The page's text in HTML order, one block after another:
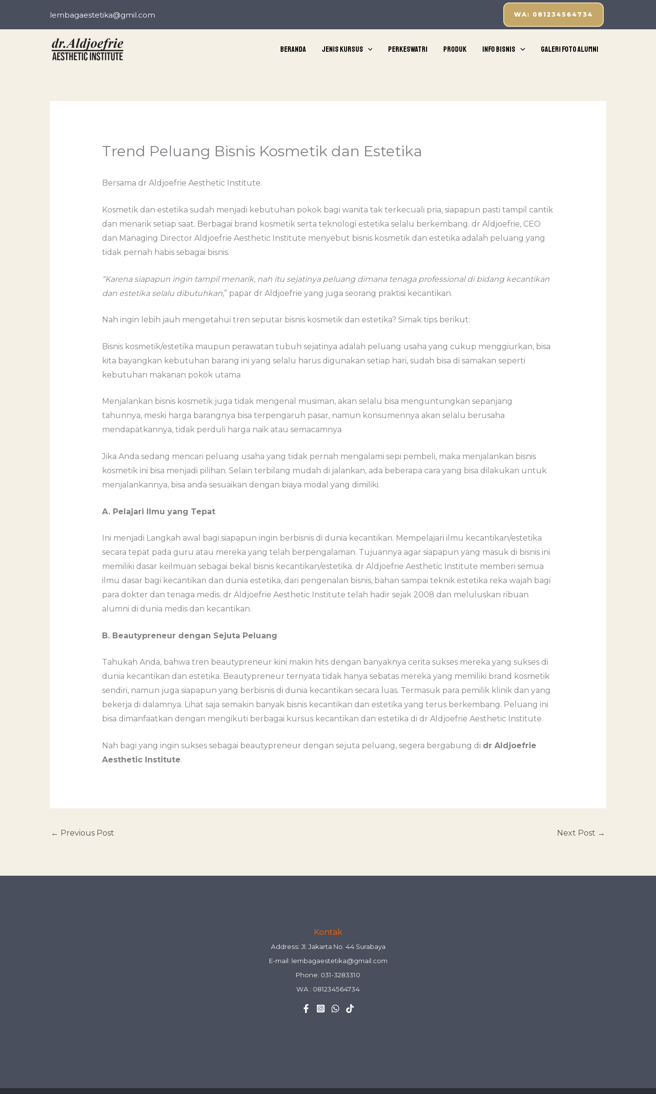
lembagaestetika@gmil.com WA: 081234564734
Beranda Jenis Kursus Perkeswatri Produk Info Bisnis Galeri Foto Alumni
Trend Peluang Bisnis Kosmetik dan Estetika
Bersama dr Aldjoefrie Aesthetic Institute.
Kosmetik dan estetika sudah menjadi kebutuhan pokok bagi wanita tak terkecuali pria, siapapun pasti tampil cantik
dan menarik setiap saat. Berbagai brand kosmetik serta teknologi estetika selalu berkembang. dr Aldjoefrie, CEO
dan Managing Director Aldjoefrie Aesthetic Institute menyebut bisnis kosmetik dan estetika adalah peluang yang
tidak pernah habis sebagai bisnis.
“Karena siapapun ingin tampil menarik, nah itu sejatinya peluang dimana tenaga professional di bidang kecantikan
dan estetika selalu dibutuhkan,” papar dr Aldjoefrie yang juga seorang praktisi kecantikan.
Nah ingin lebih jauh mengetahui tren seputar bisnis kosmetik dan estetika? Simak tips berikut:
Bisnis kosmetik/estetika maupun perawatan tubuh sejatinya adalah peluang usaha yang cukup menggiurkan, bisa
kita bayangkan kebutuhan barang ini yang selalu harus digunakan setiap hari, sudah bisa di samakan seperti
kebutuhan makanan pokok utama
Menjalankan bisnis kosmetik juga tidak mengenal musiman, akan selalu bisa menguntungkan sepanjang
tahunnya, meski harga barangnya bisa terpengaruh pasar, namun konsumennya akan selalu berusaha
mendapatkannya, tidak perduli harga naik atau semacamnya
Jika Anda sedang mencari peluang usaha yang tidak pernah mengalami sepi pembeli, maka menjalankan bisnis
kosmetik ini bisa menjadi pilihan. Selain terbilang mudah di jalankan, ada beberapa cara yang bisa dilakukan untuk
menjalankannya, bisa anda sesuaikan dengan biaya modal yang dimiliki.
A. Pelajari Ilmu yang Tepat
Ini menjadi Langkah awal bagi siapapun ingin berbisnis di dunia kecantikan. Mempelajari ilmu kecantikan/estetika
secara tepat pada guru atau mereka yang telah berpengalaman. Tujuannya agar siapapun yang masuk di bisnis ini
memiliki dasar keilmuan sebagai bekal bisnis kecantikan/estetika. dr Aldjoefrie Aesthetic Institute memberi semua
ilmu dasar bagi kecantikan dan dunia estetika, dari pengenalan bisnis, bahan sampai teknik estetika reka wajah bagi
para dokter dan tenaga medis. dr Aldjoefrie Aesthetic Institute telah hadir sejak 2008 dan meluluskan ribuan
alumni di dunia medis dan kecantikan.
B. Beautypreneur dengan Sejuta Peluang
Tahukah Anda, bahwa tren beautypreneur kini makin hits dengan banyaknya cerita sukses mereka yang sukses di
dunia kecantikan dan estetika. Beautypreneur ternyata tidak hanya sebatas mereka yang memiliki brand kosmetik
sendiri, namun juga siapapun yang berbisnis di dunia kecantikan secara luas. Termasuk para pemilik klinik dan yang
bekerja di dalamnya. Lihat saja semakin banyak bisnis kecantikan dan estetika yang terus berkembang. Peluang ini
bisa dimanfaatkan dengan mengikuti berbagai kursus kecantikan dan estetika di dr Aldjoefrie Aesthetic Institute.
Nah bagi yang ingin sukses sebagai beautypreneur dengan sejuta peluang, segera bergabung di dr Aldjoefrie
Aesthetic Institute.
← Previous Post Next Post →
Kontak
Address: Jl. Jakarta No. 44 Surabaya
E-mail: lembagaestetika@gmail.com
Phone: 031-3283310
WA : 081234564734